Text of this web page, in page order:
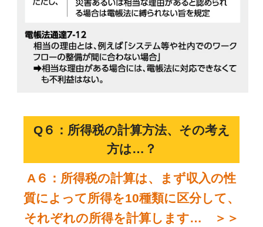
Q６：所得税の計算方法、その考え
方は…？
A６：所得税の計算は、まず収入の性
質によって所得を10種類に区分して、
それぞれの所得を計算します… ＞＞